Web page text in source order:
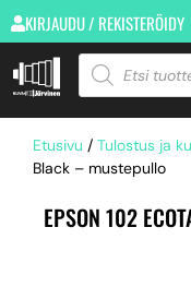
KIRJAUDU / REKISTERÖIDY
Etusivu / Tulostus ja
Black – mustepullo
EPSON 102